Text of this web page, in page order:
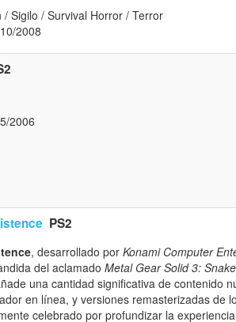
Sigilo / Survival Horror / Terror
2008
2006
PS2
, desarrollado por Konami Computer
del aclamado Metal Gear Solid 3:
una cantidad significativa de contenido
en línea, y versiones remasterizadas de
celebrado por profundizar la